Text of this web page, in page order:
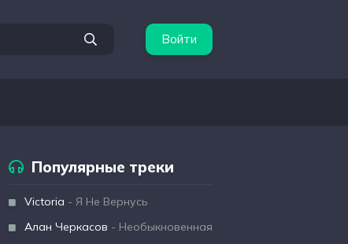
Войти
Популярные треки
Victoria - Я Не Вернусь
Алан Черкасов - Необыкновенная